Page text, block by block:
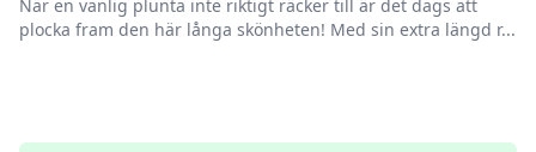
När en vanlig plunta inte riktigt räcker till är det dags att
plocka fram den här långa skönheten! Med sin extra längd r...